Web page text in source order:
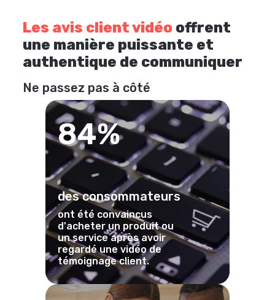
Les avis client vidéo offrent
une manière puissante et
authentique de communiquer
Ne passez pas à côté
84%
des consommateurs
ont été convaincus
d'acheter un produit ou
un service après avoir
regardé une vidéo de
témoignage client.